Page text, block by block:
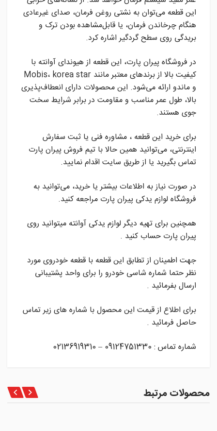
این قطعه می‌توان به نشتی روغن فرمان، صدای غیرعادی
هنگام چرخاندن فرمان، یا قابل‌مشاهده بودن ترک و
بریدگی روی سطح گردگیر اشاره کرد.
در فروشگاه پیران پارت، این قطعه از هیوندای آوانته با
و ماندو ارائه می‌شود. این محصولات دارای انعطاف‌پذیری
بالا، طول عمر مناسب و مقاومت در برابر شرایط سخت
جوی هستند.
برای خرید این قطعه ، مشاوره فنی یا ثبت سفارش
اینترنتی، می‌توانید همین حالا با تیم فروش پیران پارت
تماس بگیرید یا از طریق سایت اقدام نمایید.
در صورت نیاز به اطلاعات بیشتر یا خرید، می‌توانید به
فروشگاه لوازم یدکی پیران پارت مراجعه کنید.
همچنین برای تهیه دیگر لوازم یدکی آوانته میتوانید روی
پیران پارت حساب کنید .
جهت اطمینان از تطابق این قطعه با قطعه خودروی مورد
نظر حتما شماره شاسی خودرو را برای واحد پشتیبانی
ارسال بفرمائید .
برای اطلاع از قیمت این محصول با شماره های زیر تماس
حاصل فرمائید .
شماره تماس : 09124751330 – 02136919310
محصولات مرتبط